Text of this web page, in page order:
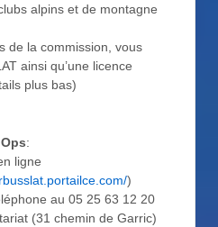
alpins et de montagne
de la commission, vous
ainsi qu’une licence
plus bas)
:
ligne
)
au 05 25 63 12 20
(31 chemin de Garric)